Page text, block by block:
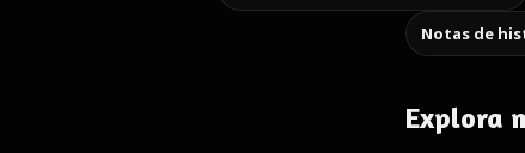
Explora